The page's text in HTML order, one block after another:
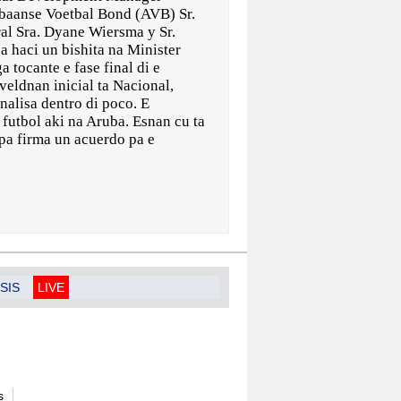
Voetbal Bond (AVB) Sr.
Sra. Dyane Wiersma y Sr.
haci un bishita na Minister
tocante e fase final di e
inicial ta Nacional,
dentro di poco. E
aki na Aruba. Esnan cu ta
firma un acuerdo pa e
LIVE